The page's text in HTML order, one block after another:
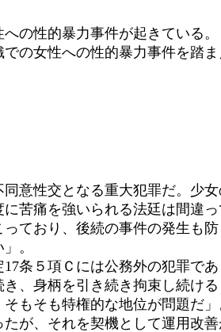
の性的暴力事件が起きている。
女性への性的暴力事件を踏ま
意性交となる重大犯罪だ。少女
苦痛を強いられる法廷は間違っ
ており、後続の事件の発生も防
。
５項Ｃには公務外の犯罪であ
、身柄を引き続き拘束し続ける
もそも特権的な地位が問題だ」
、それを契機として運用改善